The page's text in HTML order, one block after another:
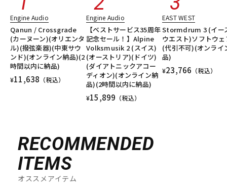
Engine Audio
Qanun / Crossgrade
(カーヌーン)(オリエンタ
ル)(撥弦楽器)(中東サウ
ンド)(オンライン納品)(2
時間以内に納品)
¥11,638 （税込）
Engine Audio
【ベストサービス35周年
記念セール！】Alpine
Volksmusik 2 (スイス)
(オーストリア)(ドイツ)
(ダイアトニックアコー
ディオン)(オンライン納
品)(2時間以内に納品)
¥15,899 （税込）
EAST WEST
Stormdrum 3 (イー
ウエスト)ソフトウェ
(代引不可)(オンライ
品)
¥23,766 （税込）
RECOMMENDED
ITEMS
オススメアイテム